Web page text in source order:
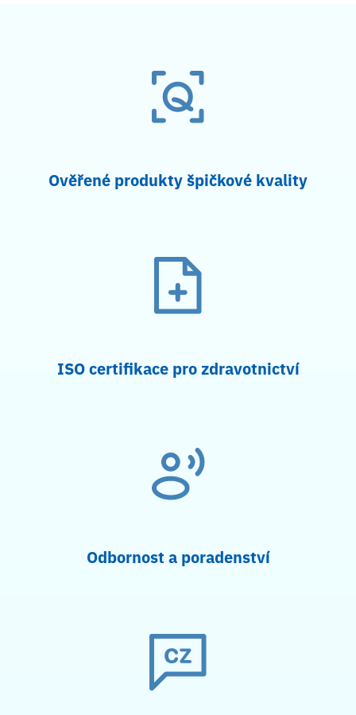
Ověřené produkty špičkové kvality
ISO certifikace pro zdravotnictví
Odbornost a poradenství